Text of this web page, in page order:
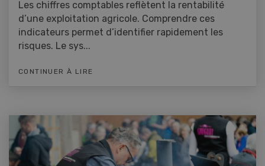
Les chiffres comptables reflètent la rentabilité
d’une exploitation agricole. Comprendre ces
indicateurs permet d’identifier rapidement les
risques. Le sys...
CONTINUER À LIRE